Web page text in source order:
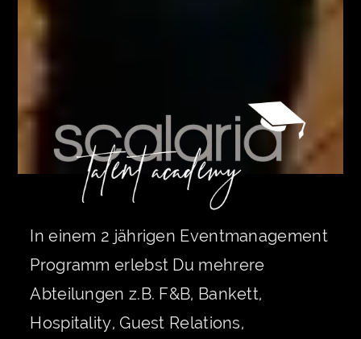
In einem 2 jährigen Eventmanagement
Programm erlebst Du mehrere
Abteilungen z.B. F&B, Bankett,
Hospitality, Guest Relations,